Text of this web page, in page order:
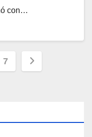
con…
7